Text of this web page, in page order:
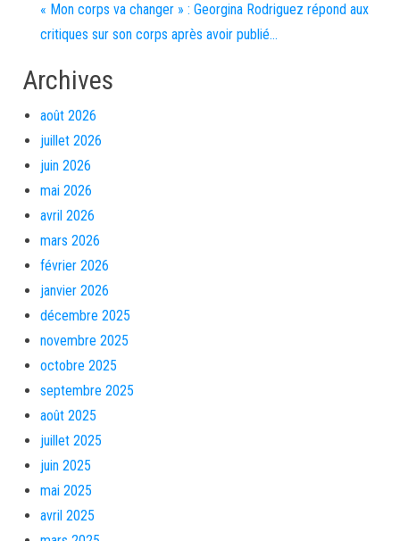
« Mon corps va changer » : Georgina Rodriguez répond aux
critiques sur son corps après avoir publié…
Archives
août 2026
juillet 2026
juin 2026
mai 2026
avril 2026
mars 2026
février 2026
janvier 2026
décembre 2025
novembre 2025
octobre 2025
septembre 2025
août 2025
juillet 2025
juin 2025
mai 2025
avril 2025